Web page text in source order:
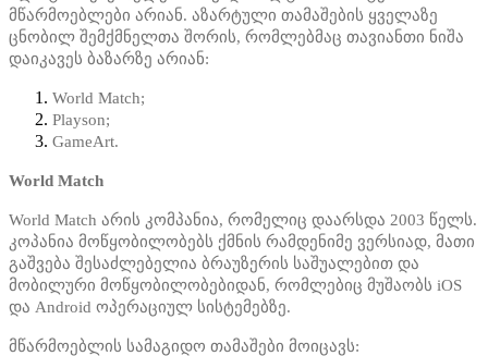
მწარმოებლები არიან. აზარტული თამაშების ყველაზე
ცნობილ შემქმნელთა შორის, რომლებმაც თავიანთი ნიშა
დაიკავეს ბაზარზე არიან:
World Match;
Playson;
GameArt.
World Match
World Match არის კომპანია, რომელიც დაარსდა 2003 წელს.
კოპანია მოწყობილობებს ქმნის რამდენიმე ვერსიად, მათი
გაშვება შესაძლებელია ბრაუზერის საშუალებით და
მობილური მოწყობილობებიდან, რომლებიც მუშაობს iOS
და Android ოპერაციულ სისტემებზე.
მწარმოებლის სამაგიდო თამაშები მოიცავს: